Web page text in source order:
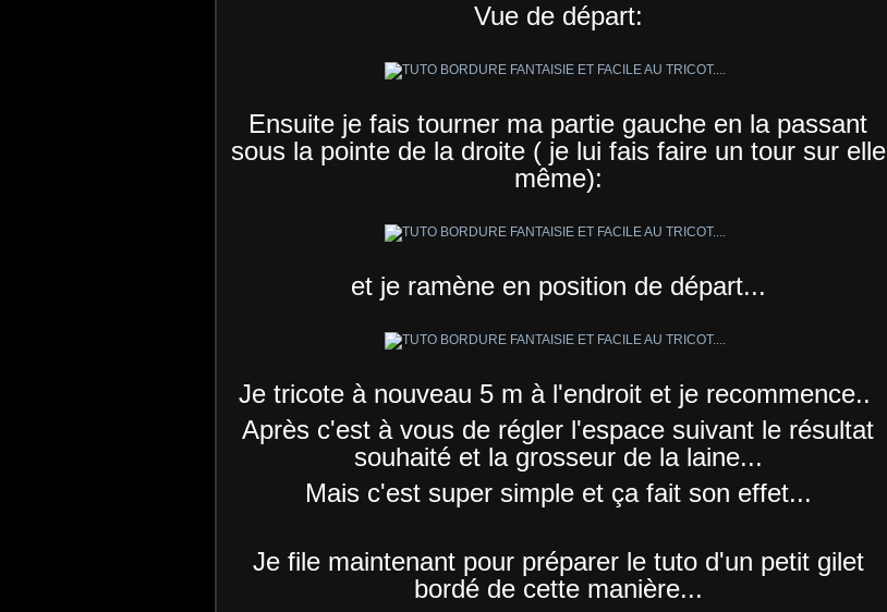
Vue de départ:
Ensuite je fais tourner ma partie gauche en la passant
sous la pointe de la droite ( je lui fais faire un tour sur elle
même):
et je ramène en position de départ...
Je tricote à nouveau 5 m à l'endroit et je recommence..
Après c'est à vous de régler l'espace suivant le résultat
souhaité et la grosseur de la laine...
Mais c'est super simple et ça fait son effet...
Je file maintenant pour préparer le tuto d'un petit gilet
bordé de cette manière...